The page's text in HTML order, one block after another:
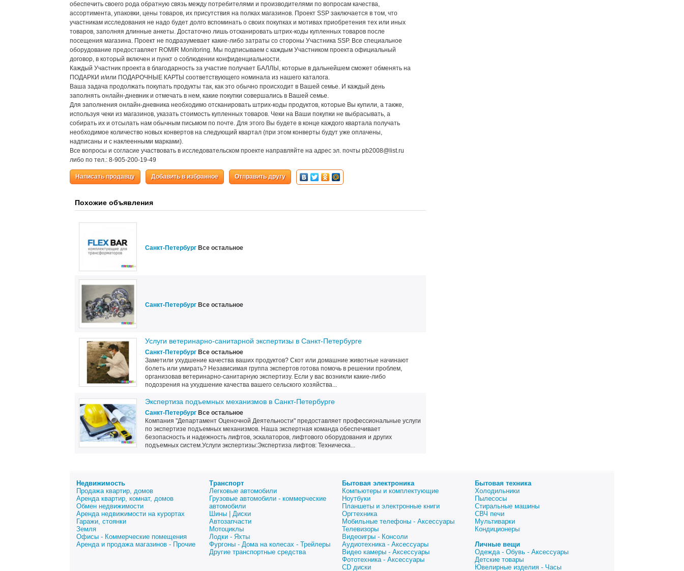
обеспечить своего рода обратную связь между потребителями и производителями по вопросам качества,
ассортимента, упаковки, цены товаров, их присутствия на полках магазинов. Проект SSP заключается в том, что
участникам исследования не надо будет долго вспоминать о своих покупках и мотивах приобретения тех или иных
товаров, заполняя длинные анкеты. Достаточно лишь отсканировать штрих-коды купленных товаров после
посещения магазина. Проект не подразумевает какие-либо затраты со стороны Участника SSP. Все специальное
оборудование предоставляет ROMIR Monitoring. Мы подписываем с каждым Участником проекта официальный
договор, в который включен и пункт о соблюдении конфиденциальности.
Каждый Участник проекта в благодарность за участие получает БАЛЛЫ, которые в дальнейшем сможет обменять на
ПОДАРКИ и/или ПОДАРОЧНЫЕ КАРТЫ соответствующего номинала из нашего каталога.
Ваша задача продолжать покупать продукты так, как это обычно происходит в Вашей семье. И каждый день
заполнять онлайн-дневник и отмечать в нем, какие покупки совершались в Вашей семье.
Для заполнения онлайн-дневника необходимо отсканировать штрих-коды продуктов, которые Вы купили, а также,
используя чеки из магазинов, указать стоимость купленных товаров. Чеки на Ваши покупки не выбрасывать, а
собирать их и отсылать нам обычным письмом по почте. Для этого Вы будете в конце каждого квартала получать
необходимое количество новых конвертов на следующий квартал (при этом конверты будут уже оплачены,
надписаны и с наклеенными марками).
Все вопросы и согласие участвовать в исследовательском проекте направляйте на адрес эл. почты pb2008@list.ru
либо по тел.: 8-905-200-19-49
Написать продавцу Добавить в избранное Отправить другу
Похожие объявления
Санкт-Петербург Все остальное
Санкт-Петербург Все остальное
Услуги ветеринарно-санитарной экспертизы в Санкт-Петербурге
Санкт-Петербург Все остальное
Заметили ухудшение качества ваших продуктов? Скот или домашние животные начинают
болеть или умирать? Независимая группа экспертов готова помочь в решении проблем,
организовав ветеринарно-санитарную экспертизу. Если у вас возникли какие-либо
подозрения на ухудшение качества вашего сельского хозяйства...
Экспертиза подъемных механизмов в Санкт-Петербурге
Санкт-Петербург Все остальное
Компания "Департамент Оценочной Деятельности" предоставляет профессиональные услуги
по экспертизе подъемных механизмов. Наша экспертная команда обеспечивает
безопасность и надежность лифтов, эскалаторов, лифтового оборудования и других
подъемных систем.Услуги экспертизы:Экспертиза лифтов: Техническа...
Недвижимость
Продажа квартир, домов
Аренда квартир, комнат, домов
Обмен недвижимости
Аренда недвижимости на курортах
Гаражи, стоянки
Земля
Офисы - Коммерческие помещения
Аренда и продажа магазинов - Прочие
Транспорт
Легковые автомобили
Грузовые автомобили - коммерческие
автомобили
Шины | Диски
Автозапчасти
Мотоциклы
Лодки - Яхты
Фургоны - Дома на колесах - Трейлеры
Другие транспортные средства
Бытовая электроника
Компьютеры и комплектующие
Ноутбуки
Планшеты и электронные книги
Оргтехника
Мобильные телефоны - Аксессуары
Телевизоры
Видеоигры - Консоли
Аудиотехника - Аксессуары
Видео камеры - Аксессуары
Фототехника - Аксессуары
CD диски
Бытовая техника
Холодильники
Пылесосы
Стиральные машины
СВЧ печи
Мультиварки
Кондиционеры
Личные вещи
Одежда - Обувь - Аксессуары
Детские товары
Ювелирные изделия - Часы